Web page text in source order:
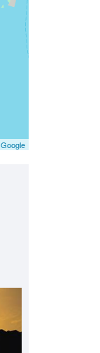
Google